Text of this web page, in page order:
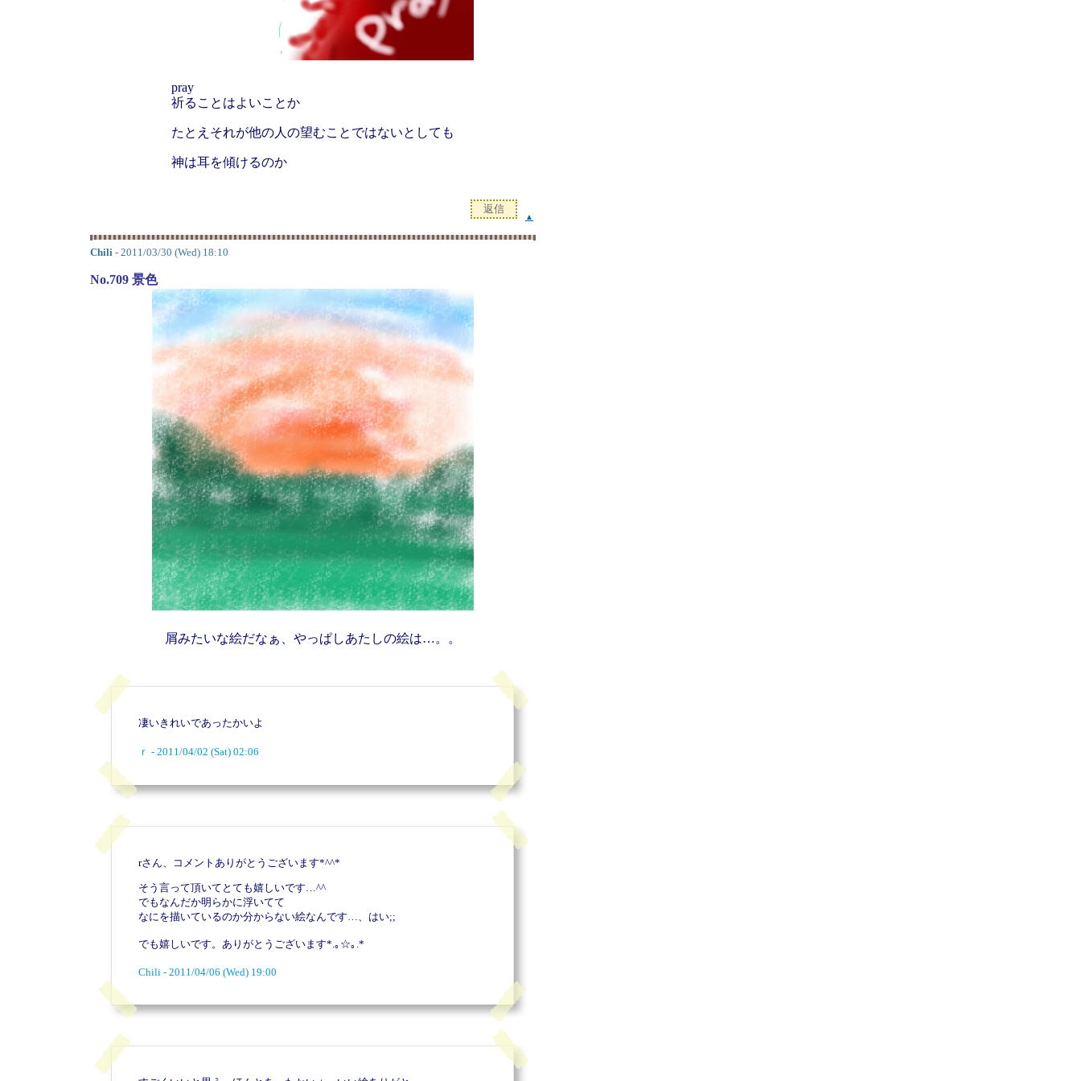
pray
祈ることはよいことか
たとえそれが他の人の望むことではないとしても
神は耳を傾けるのか
▲
Chili - 2011/03/30 (Wed) 18:10
No.709 景色
屑みたいな絵だなぁ、やっぱしあたしの絵は…。。
凄いきれいであったかいよ
ｒ - 2011/04/02 (Sat) 02:06
rさん、コメントありがとうございます*^^*
そう言って頂いてとても嬉しいです…^^
でもなんだか明らかに浮いてて
なにを描いているのか分からない絵なんです…、はい;;
でも嬉しいです。ありがとうございます*.｡☆｡.*
Chili - 2011/04/06 (Wed) 19:00